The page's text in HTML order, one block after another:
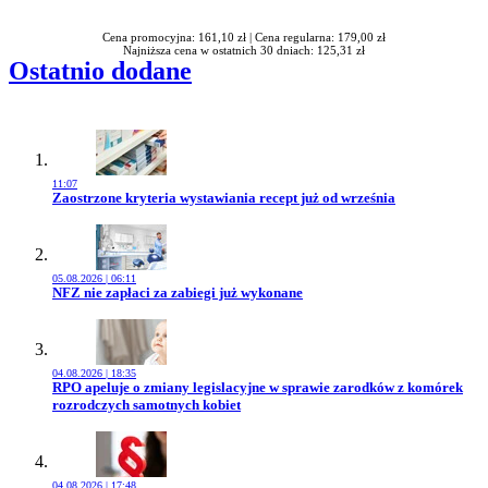
Cena promocyjna: 161,10 zł | Cena regularna: 179,00 zł
Najniższa cena w ostatnich 30 dniach: 125,31 zł
Ostatnio dodane
11:07
Przejdź do artykułu:
Zaostrzone kryteria wystawiania recept już od września
05.08.2026 | 06:11
Przejdź do artykułu:
NFZ nie zapłaci za zabiegi już wykonane
04.08.2026 | 18:35
Przejdź do artykułu:
RPO apeluje o zmiany legislacyjne w sprawie zarodków z komórek
rozrodczych samotnych kobiet
04.08.2026 | 17:48